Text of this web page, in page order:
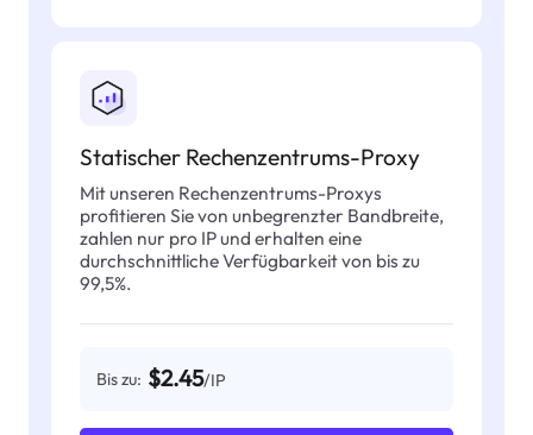
Statischer Rechenzentrums-Proxy
Mit unseren Rechenzentrums-Proxys
profitieren Sie von unbegrenzter Bandbreite,
zahlen nur pro IP und erhalten eine
durchschnittliche Verfügbarkeit von bis zu
99,5%.
Bis zu: $2.45/IP